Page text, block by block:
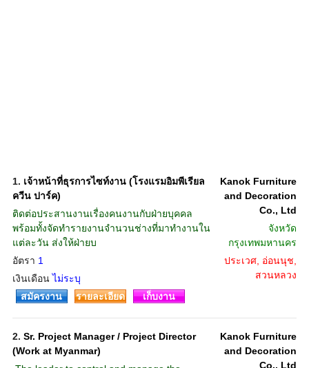
1. เจ้าหน้าที่ธุรการไซท์งาน (โรงแรมอิมพีเรียล
ควีน ปาร์ค)
ติดต่อประสานงานเรื่องคนงานกับฝ่ายบุคคล
พร้อมทั้งจัดทำรายงานจำนวนช่างที่มาทำงานใน
แต่ละวัน ส่งให้ฝ่ายบ
อัตรา 1
เงินเดือนไม่ระบุ
Kanok Furniture
and Decoration
Co., Ltd
จังหวัด
กรุงเทพมหานคร
ประเวศ, อ่อนนุช,
สวนหลวง
สมัครงาน
รายละเอียด เก็บงาน
2. Sr. Project Manager / Project Director
(Work at Myanmar)
Kanok Furniture
and Decoration
Co., Ltd